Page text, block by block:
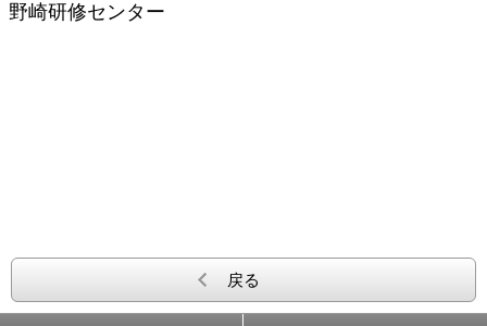
野崎研修センター
戻る